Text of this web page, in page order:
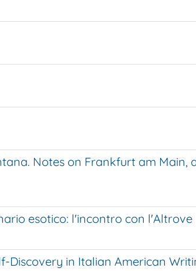
Notes on Frankfurt am Main,
esotico: l'incontro con l'Altrove
Discovery in Italian American